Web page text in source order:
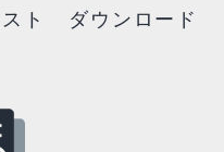
ト ダウンロード